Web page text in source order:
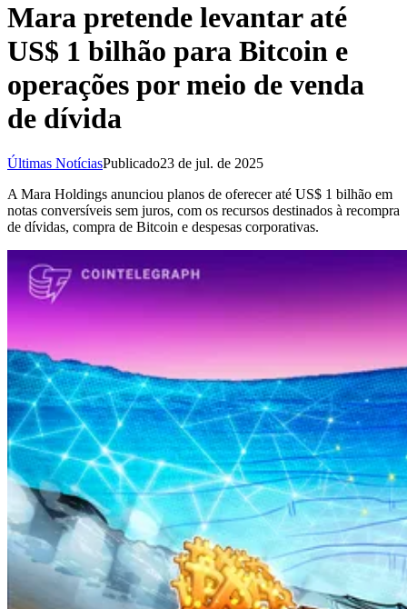
Mara pretende levantar até
US$ 1 bilhão para Bitcoin e
operações por meio de venda
de dívida
Últimas NotíciasPublicado23 de jul. de 2025
A Mara Holdings anunciou planos de oferecer até US$ 1 bilhão em
notas conversíveis sem juros, com os recursos destinados à recompra
de dívidas, compra de Bitcoin e despesas corporativas.